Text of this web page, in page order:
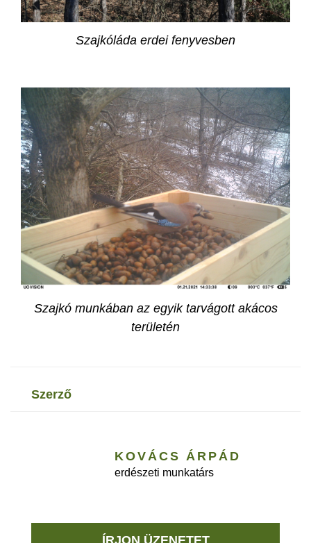
Szajkóláda erdei fenyvesben
Szajkó munkában az egyik tarvágott akácos
területén
szerző
KOVÁCS ÁRPÁD
erdészeti munkatárs
ÍRJON ÜZENETET